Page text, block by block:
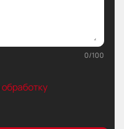
0/100
обработку